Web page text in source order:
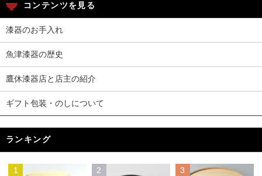
コンテンツを見る
漆器のお手入れ
魚津漆器の歴史
鷹休漆器店と店主の紹介
ギフト包装・のしについて
ランキング
1 2 3